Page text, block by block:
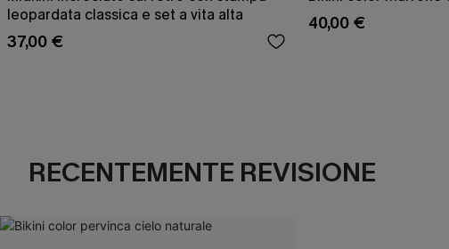
leopardata classica e set a vita alta
37,00 €
40,00 €
RECENTEMENTE REVISIONE